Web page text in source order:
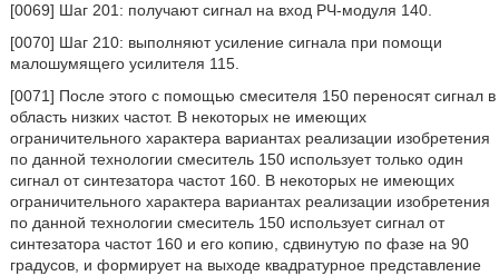
[0069] Шаг 201: получают сигнал на вход РЧ-модуля 140.
[0070] Шаг 210: выполняют усиление сигнала при помощи
малошумящего усилителя 115.
[0071] После этого с помощью смесителя 150 переносят сигнал в
область низких частот. В некоторых не имеющих
ограничительного характера вариантах реализации изобретения
по данной технологии смеситель 150 использует только один
сигнал от синтезатора частот 160. В некоторых не имеющих
ограничительного характера вариантах реализации изобретения
по данной технологии смеситель 150 использует сигнал от
синтезатора частот 160 и его копию, сдвинутую по фазе на 90
градусов, и формирует на выходе квадратурное представление